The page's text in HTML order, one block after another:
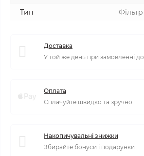
Тип
Фільтр
Доставка
У той же день при замовленні до
Оплата
Сплачуйте швидко та зручно
Накопичувальні знижки
Збирайте бонуси і подарунки